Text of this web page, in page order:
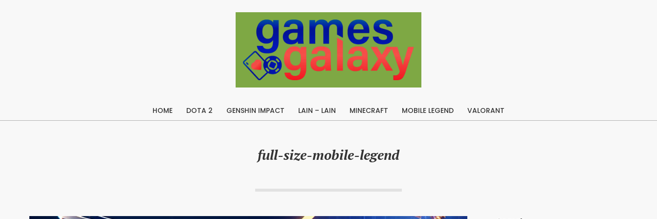
B
i
Primary
HOME DOTA 2 GENSHIN IMPACT LAIN – LAIN MINECRAFT MOBILE LEGEND VALORANT
full-size-mobile-legend